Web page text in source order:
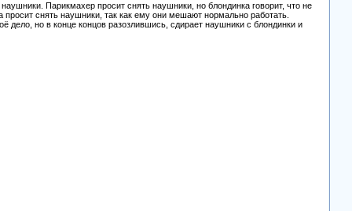
Парикмахер просит снять наушники, но блондинка говорит, что не
снять наушники, так как ему они мешают нормально работать.
дело, но в конце концов разозлившись, сдирает наушники с блондинки и